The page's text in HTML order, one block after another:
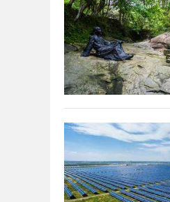
眼镜 上海配眼镜